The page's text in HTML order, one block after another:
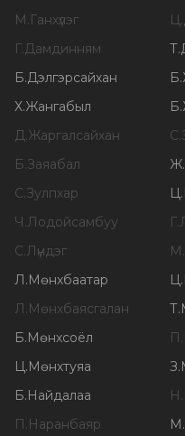
М.Ганхүлэг Ц.
Г.Дамдинням Т.
Б.Дэлгэрсайхан Б.
Х.Жангабыл Б.
Д.Жаргалсайхан С.
Б.Заяабал Ж.
С.Зулпхар Ц.
Ч.Лодойсамбуу Г.
С.Лүндэг М.
Л.Мөнхбаатар Ц.
Л.Мөнхбаясгалан Т.
Б.Мөнхсоёл П.
Ц.Мөнхтуяа З.
Б.Найдалаа Н.
П.Наранбаяр М.